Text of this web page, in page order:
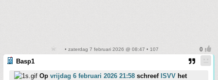
• zaterdag 7 februari 2026 @ 08:47 • 107
Basp1
Op vrijdag 6 februari 2026 21:58 schreef ISVV het